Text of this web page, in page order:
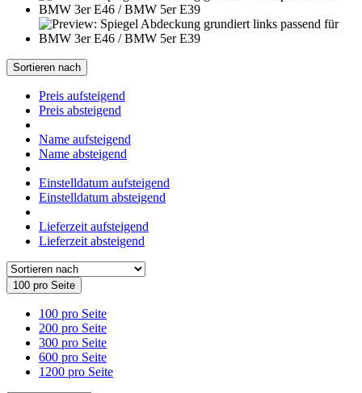
Sortieren nach
Preis aufsteigend
Preis absteigend
Name aufsteigend
Name absteigend
Einstelldatum aufsteigend
Einstelldatum absteigend
Lieferzeit aufsteigend
Lieferzeit absteigend
100 pro Seite
100 pro Seite
200 pro Seite
300 pro Seite
600 pro Seite
1200 pro Seite